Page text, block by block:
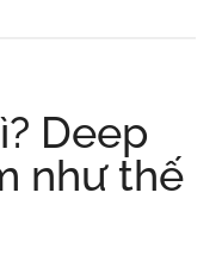
Deep
như thế